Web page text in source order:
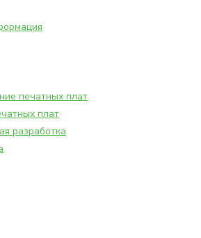
печатных плат
плат
разработка